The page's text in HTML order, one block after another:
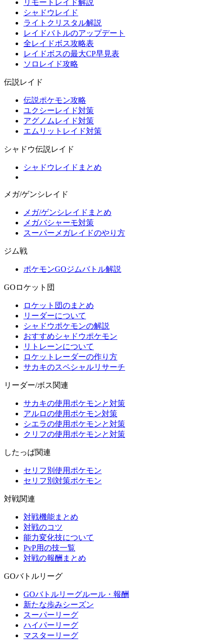
リモートレイド解説
シャドウレイド
ライトクリスタル解説
レイドバトルのアップデート
全レイドボス攻略表
レイドボスの最大CP早見表
ソロレイド攻略
伝説レイド
伝説ポケモン攻略
ユクシーレイド対策
アグノムレイド対策
エムリットレイド対策
シャドウ伝説レイド
シャドウレイドまとめ
メガ/ゲンシレイド
メガ/ゲンシレイドまとめ
メガバシャーモ対策
スーパーメガレイドのやり方
ジム戦
ポケモンGOジムバトル解説
GOロケット団
ロケット団のまとめ
リーダーについて
シャドウポケモンの解説
おすすめシャドウポケモン
リトレーンについて
ロケットレーダーの作り方
サカキのスペシャルリサーチ
リーダー/ボス関連
サカキの使用ポケモンと対策
アルロの使用ポケモン対策
シエラの使用ポケモンと対策
クリフの使用ポケモンと対策
したっぱ関連
セリフ別使用ポケモン
セリフ別対策ポケモン
対戦関連
対戦機能まとめ
対戦のコツ
能力変化技について
PvP用の技一覧
対戦の報酬まとめ
GOバトルリーグ
GOバトルリーグルール・報酬
新たな歩みシーズン
スーパーリーグ
ハイパーリーグ
マスターリーグ